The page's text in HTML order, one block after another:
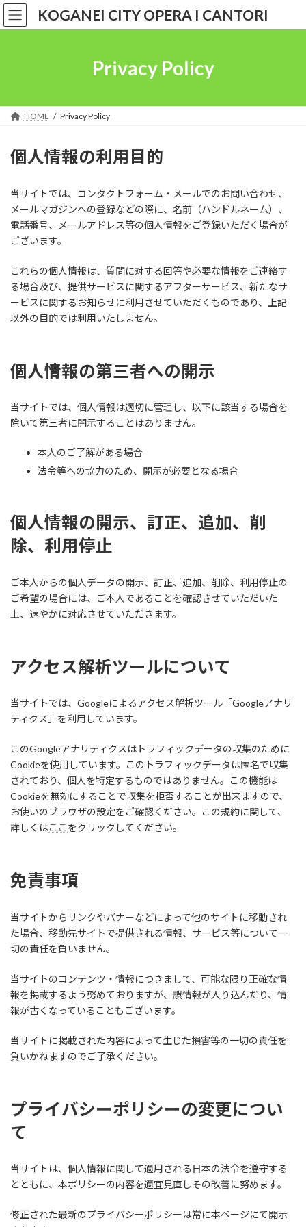
コ
ン
ナ
ビ
KOGANEI CITY OPERA I CANTORI
Privacy Policy
HOME Privacy Policy
個人情報の利用目的
当サイトでは、コンタクトフォーム・メールでのお問い合わせ、
メールマガジンへの登録などの際に、名前（ハンドルネーム）、
電話番号、メールアドレス等の個人情報をご登録いただく場合が
ございます。
これらの個人情報は、質問に対する回答や必要な情報をご連絡す
る場合及び、提供サービスに関するアフターサービス、新たなサ
ービスに関するお知らせに利用させていただくものであり、上記
以外の目的では利用いたしません。
個人情報の第三者への開示
当サイトでは、個人情報は適切に管理し、以下に該当する場合を
除いて第三者に開示することはありません。
本人のご了解がある場合
法令等への協力のため、開示が必要となる場合
個人情報の開示、訂正、追加、削
除、利用停止
ご本人からの個人データの開示、訂正、追加、削除、利用停止の
ご希望の場合には、ご本人であることを確認させていただいた
上、速やかに対応させていただきます。
アクセス解析ツールについて
当サイトでは、Googleによるアクセス解析ツール「Googleアナリ
ティクス」を利用しています。
このGoogleアナリティクスはトラフィックデータの収集のために
Cookieを使用しています。このトラフィックデータは匿名で収集
されており、個人を特定するものではありません。この機能は
Cookieを無効にすることで収集を拒否することが出来ますので、
お使いのブラウザの設定をご確認ください。この規約に関して、
詳しくはここ をクリックしてください。
免責事項
当サイトからリンクやバナーなどによって他のサイトに移動され
た場合、移動先サイトで提供される情報、サービス等について一
切の責任を負いません。
当サイトのコンテンツ・情報につきまして、可能な限り正確な情
報を掲載するよう努めておりますが、誤情報が入り込んだり、情
報が古くなっていることもございます。
当サイトに掲載された内容によって生じた損害等の一切の責任を
負いかねますのでご了承ください。
プライバシーポリシーの変更につい
て
当サイトは、個人情報に関して適用される日本の法令を遵守する
とともに、本ポリシーの内容を適宜見直しその改善に努めます。
修正された最新のプライバシーポリシーは常に本ページにて開示